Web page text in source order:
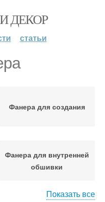
ДЕКОР
статьи
Фанера для создания
Фанера для внутренней
обшивки
Показать все